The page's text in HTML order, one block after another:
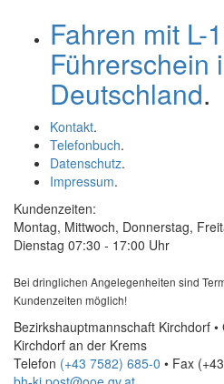
Fahren mit L-
Führerschein
Deutschland.
Kontakt.
Telefonbuch.
Datenschutz.
Impressum.
Kundenzeiten:
Montag, Mittwoch, Donnerstag,
Dienstag 07:30 - 17:00 Uhr
Bei dringlichen Angelegenheiten sind
Kundenzeiten möglich!
Bezirkshauptmannschaft Kirchdorf
Kirchdorf an der Krems
Telefon (+43 7582) 685-0 • Fax